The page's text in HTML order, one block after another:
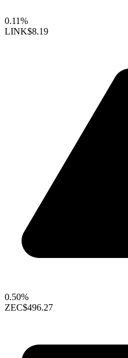
0.11%
LINK$8.19
0.50%
ZEC$496.27